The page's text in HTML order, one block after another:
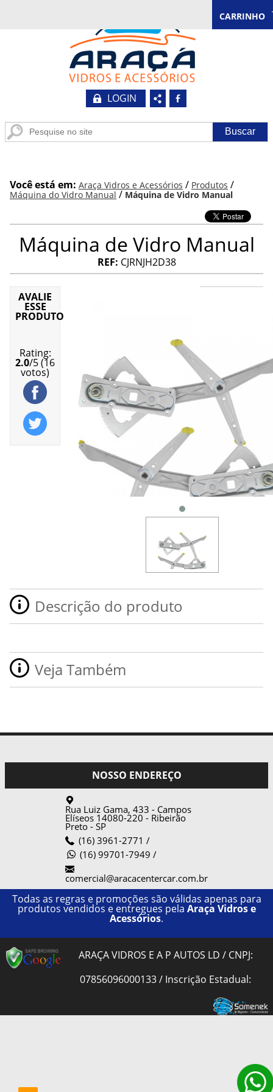
LOGIN b
CARRINHO
Você está em: Araça Vidros e Acessórios / Produtos /
Máquina do Vidro Manual / Máquina de Vidro Manual
Máquina de Vidro Manual
REF: CJRNJH2D38
AVALIE
ESSE
PRODUTO
Rating:
2.0/5(16
votos) R$
AO
Descrição do produto
Veja Também
NOSSO ENDEREÇO
Rua Luiz Gama, 433 - Campos
Elíseos 14080-220 - Ribeirão
Preto - SP
(16) 3961-2771 /
(16) 99701-7949 /
comercial@aracacentercar.com.br
Todas as regras e promoções são válidas apenas para
produtos vendidos e entregues pela Araça Vidros e
Acessórios.
ARAÇA VIDROS E A P AUTOS LD / CNPJ:
07856096000133 / Inscrição Estadual: